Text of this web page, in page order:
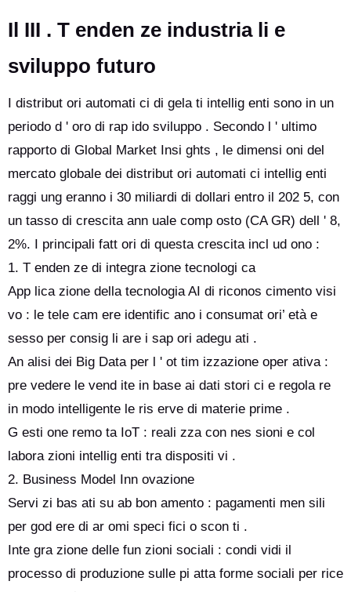
Il III . T enden ze industria li e
sviluppo futuro
I distribut ori automati ci di gela ti intellig enti sono in un
periodo d ' oro di rap ido sviluppo . Secondo l ' ultimo
rapporto di Global Market Insi ghts , le dimensi oni del
mercato globale dei distribut ori automati ci intellig enti
raggi ung eranno i 30 miliardi di dollari entro il 202 5, con
un tasso di crescita ann uale comp osto (CA GR) dell ' 8,
2%. I principali fatt ori di questa crescita incl ud ono :
1. T enden ze di integra zione tecnologi ca
App lica zione della tecnologia AI di riconos cimento visi
vo : le tele cam ere identific ano i consumat ori’ età e
sesso per consig li are i sap ori adegu ati .
An alisi dei Big Data per l ' ot tim izzazione oper ativa :
pre vedere le vend ite in base ai dati stori ci e regola re
in modo intelligente le ris erve di materie prime .
G esti one remo ta IoT : reali zza con nes sioni e col
labora zioni intellig enti tra dispositi vi .
2. Business Model Inn ovazione
Servi zi bas ati su ab bon amento : pagamenti men sili
per god ere di ar omi speci fici o scon ti .
Inte gra zione delle fun zioni sociali : condi vidi il
processo di produzione sulle pi atta forme sociali per rice